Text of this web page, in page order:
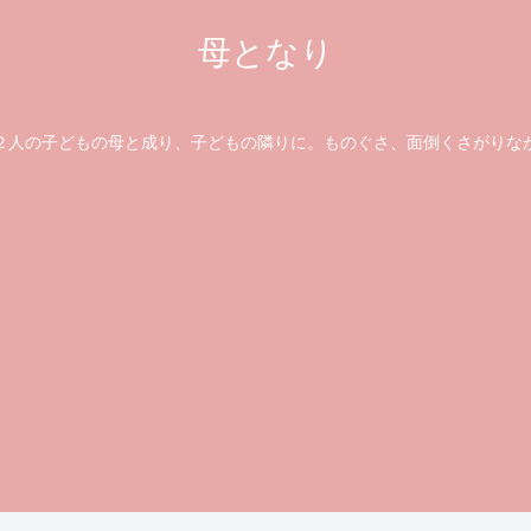
母となり
子どもの母と成り、子どもの隣りに。ものぐさ、面倒くさがりな